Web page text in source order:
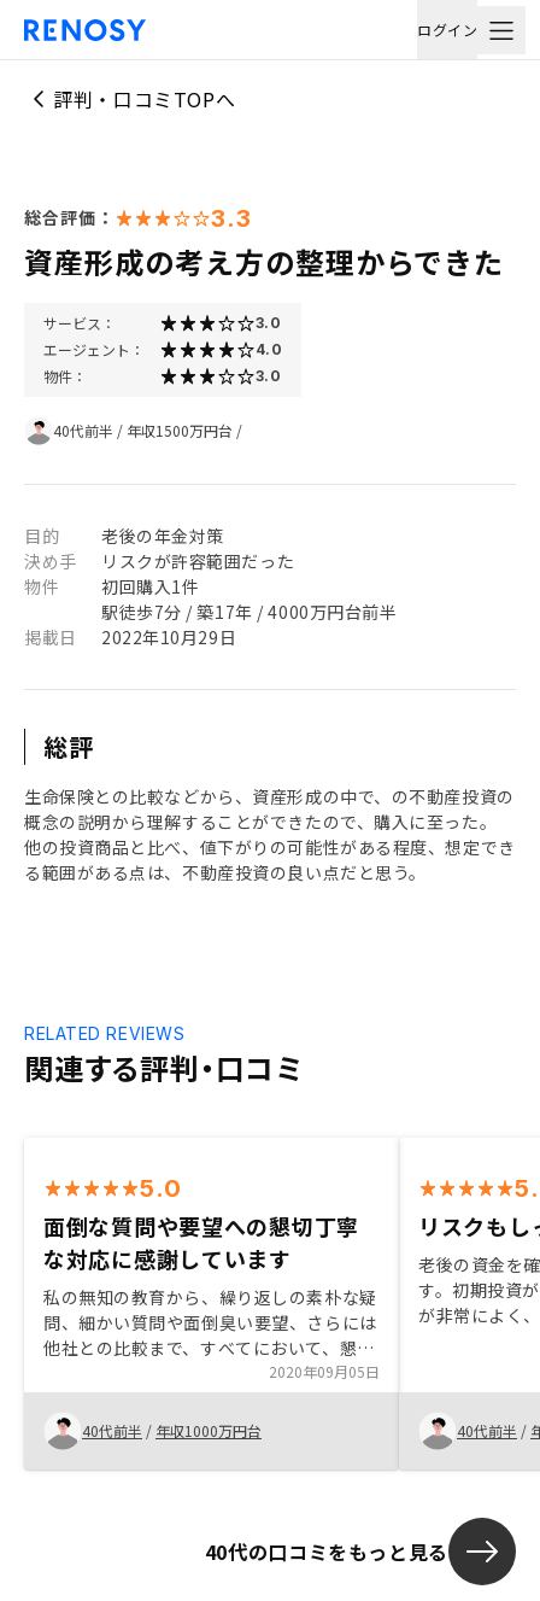
ログイン
評判・口コミTOPへ
総合評価： 3.3
資産形成の考え方の整理からできた
サービス： 3.0
エージェント： 4.0
物件： 3.0
40代前半 / 年収1500万円台 /
目的
老後の年金対策
決め手
リスクが許容範囲だった
物件
初回購入1件
駅徒歩7分 / 築17年 / 4000万円台前半
掲載日
2022年10月29日
総評
生命保険との比較などから、資産形成の中で、の不動産投資の
概念の説明から理解することができたので、購入に至った。
他の投資商品と比べ、値下がりの可能性がある程度、想定でき
る範囲がある点は、不動産投資の良い点だと思う。
関連する評判・口コミ
RELATED REVIEWS
5.0
面倒な質問や要望への懇切丁寧
な対応に感謝しています
私の無知の教育から、繰り返しの素朴な疑
問、細かい質問や面倒臭い要望、さらには
他社との比較まで、すべてにおいて、懇切
丁寧に親身に応えて下さいました。お陰様
でやっと念願の不動産投資に一歩踏み出す
事が出来ました。 関川さんに出会えて本
当に良かった。ありがとう。感謝していま
す。十分なサービスをされていると思いま
2020年09月05日
40代前半 / 年収1000万円台
リスクも
老後の資金を
す。初期投資
が非常によく
も良かったで
40代前半 /
40代の口コミをもっと見る